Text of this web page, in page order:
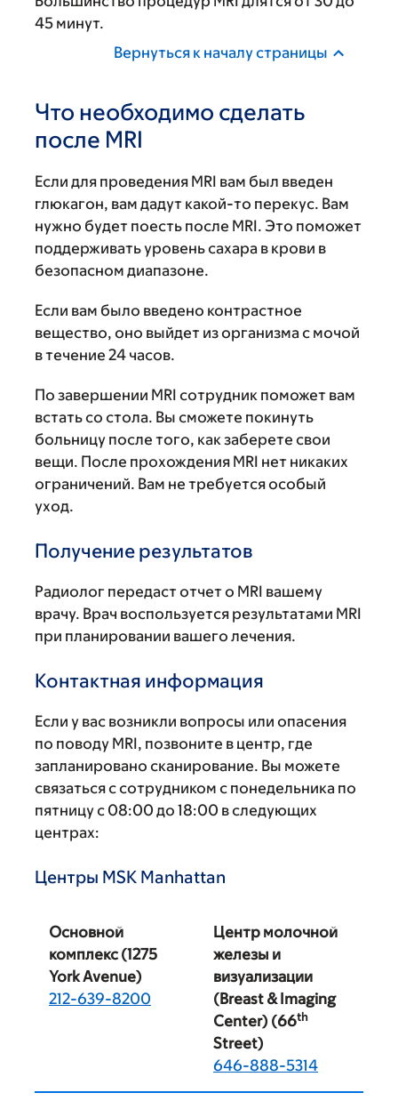
45 минут.
Вернуться к началу страницы
Что необходимо сделать
после MRI
Если для проведения MRI вам был введен
глюкагон, вам дадут какой-то перекус. Вам
нужно будет поесть после MRI. Это поможет
поддерживать уровень сахара в крови в
безопасном диапазоне.
Если вам было введено контрастное
вещество, оно выйдет из организма с мочой
в течение 24 часов.
По завершении MRI сотрудник поможет вам
встать со стола. Вы сможете покинуть
больницу после того, как заберете свои
вещи. После прохождения MRI нет никаких
ограничений. Вам не требуется особый
уход.
Получение результатов
Радиолог передаст отчет о MRI вашему
врачу. Врач воспользуется результатами MRI
при планировании вашего лечения.
Контактная информация
Если у вас возникли вопросы или опасения
по поводу MRI, позвоните в центр, где
запланировано сканирование. Вы можете
связаться с сотрудником с понедельника по
пятницу с 08:00 до 18:00 в следующих
центрах:
Центры MSK Manhattan
Основной
комплекс (1275
York Avenue)
212-639-8200
Центр молочной
железы и
визуализации
(Breast & Imaging
Center) (66th
Street)
646-888-5314